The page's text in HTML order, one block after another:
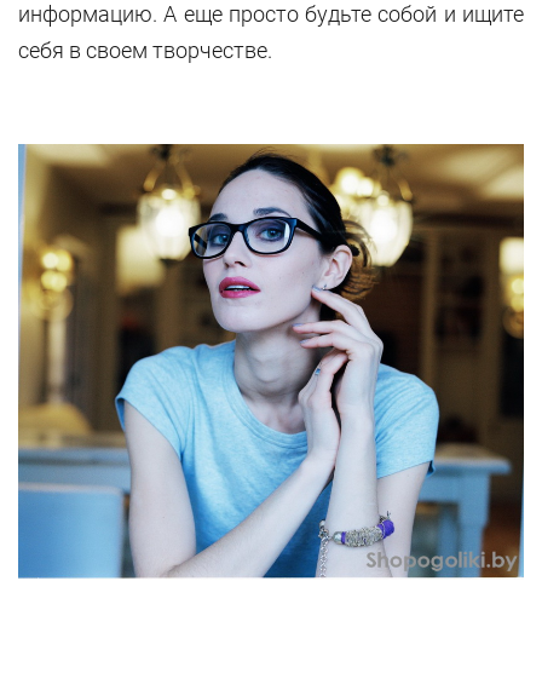
информацию. А еще просто будьте собой и ищите
себя в своем творчестве.